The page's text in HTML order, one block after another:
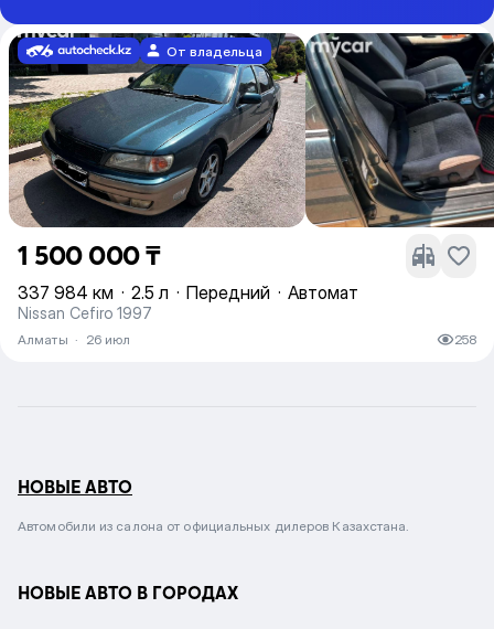
От владельца
1 500 000 ₸
337 984 км · 2.5 л · Передний · Автомат
Nissan Cefiro 1997
Алматы · 26 июл 258
НОВЫЕ АВТО
Автомобили из салона от официальных дилеров Казахстана.
НОВЫЕ АВТО В ГОРОДАХ